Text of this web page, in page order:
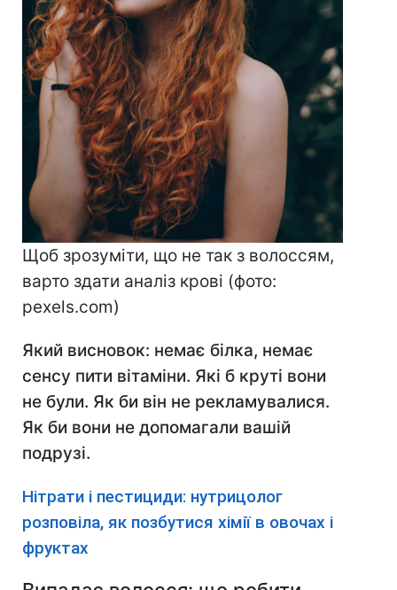
Щоб зрозуміти, що не так з волоссям,
варто здати аналіз крові (фото:
pexels.com)
Який висновок: немає білка, немає
сенсу пити вітаміни. Які б круті вони
не були. Як би він не рекламувалися.
Як би вони не допомагали вашій
подрузі.
Нітрати і пестициди: нутрицолог
розповіла, як позбутися хімії в овочах і
фруктах